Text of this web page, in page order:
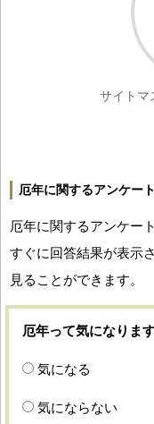
サイトマ
厄年に関するアンケー
厄年に関するアンケー
すぐに回答結果が表示
見ることができます。
厄年って気になりま
気になる
気にならない